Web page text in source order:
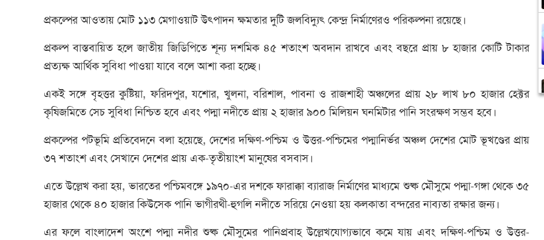
প্রকল্পের আওতায় মোট ১১৩ মেগাওয়াট উৎপাদন ক্ষমতার দুটি জলবিদ্যুৎ কেন্দ্র নির্মাণেরও পরিকল্পনা রয়েছে।
প্রকল্প বাস্তবায়িত হলে জাতীয় জিডিপিতে শূন্য দশমিক ৪৫ শতাংশ অবদান রাখবে এবং বছরে প্রায় ৮ হাজার কোটি টাকার
প্রত্যক্ষ আর্থিক সুবিধা পাওয়া যাবে বলে আশা করা হচ্ছে।
একই সঙ্গে বৃহত্তর কুষ্টিয়া, ফরিদপুর, যশোর, খুলনা, বরিশাল, পাবনা ও রাজশাহী অঞ্চলের প্রায় ২৮ লাখ ৮০ হাজার হেক্টর
কৃষিজমিতে সেচ সুবিধা নিশ্চিত হবে এবং পদ্মা নদীতে প্রায় ২ হাজার ৯০০ মিলিয়ন ঘনমিটার পানি সংরক্ষণ সম্ভব হবে।
প্রকল্পের পটভূমি প্রতিবেদনে বলা হয়েছে, দেশের দক্ষিণ-পশ্চিম ও উত্তর-পশ্চিমের পদ্মানির্ভর অঞ্চল দেশের মোট ভূখণ্ডের প্রায়
৩৭ শতাংশ এবং সেখানে দেশের প্রায় এক-তৃতীয়াংশ মানুষের বসবাস।
এতে উল্লেখ করা হয়, ভারতের পশ্চিমবঙ্গে ১৯৭০-এর দশকে ফারাক্কা ব্যারাজ নির্মাণের মাধ্যমে শুষ্ক মৌসুমে পদ্মা-গঙ্গা থেকে ৩৫
হাজার থেকে ৪০ হাজার কিউসেক পানি ভাগীরথী-হুগলি নদীতে সরিয়ে নেওয়া হয় কলকাতা বন্দরের নাব্যতা রক্ষার জন্য।
এর ফলে বাংলাদেশ অংশে পদ্মা নদীর শুষ্ক মৌসুমের পানিপ্রবাহ উল্লেখযোগ্যভাবে কমে যায় এবং দক্ষিণ-পশ্চিম ও উত্তর-